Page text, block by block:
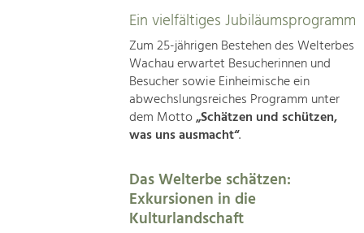
Ein vielfältiges Jubiläumsprogramm
Zum 25-jährigen Bestehen des Welterbes
Wachau erwartet Besucherinnen und
Besucher sowie Einheimische ein
abwechslungsreiches Programm unter
dem Motto„Schätzen und schützen,
was uns ausmacht“.
Das Welterbe schätzen:
Exkursionen in die
Kulturlandschaft